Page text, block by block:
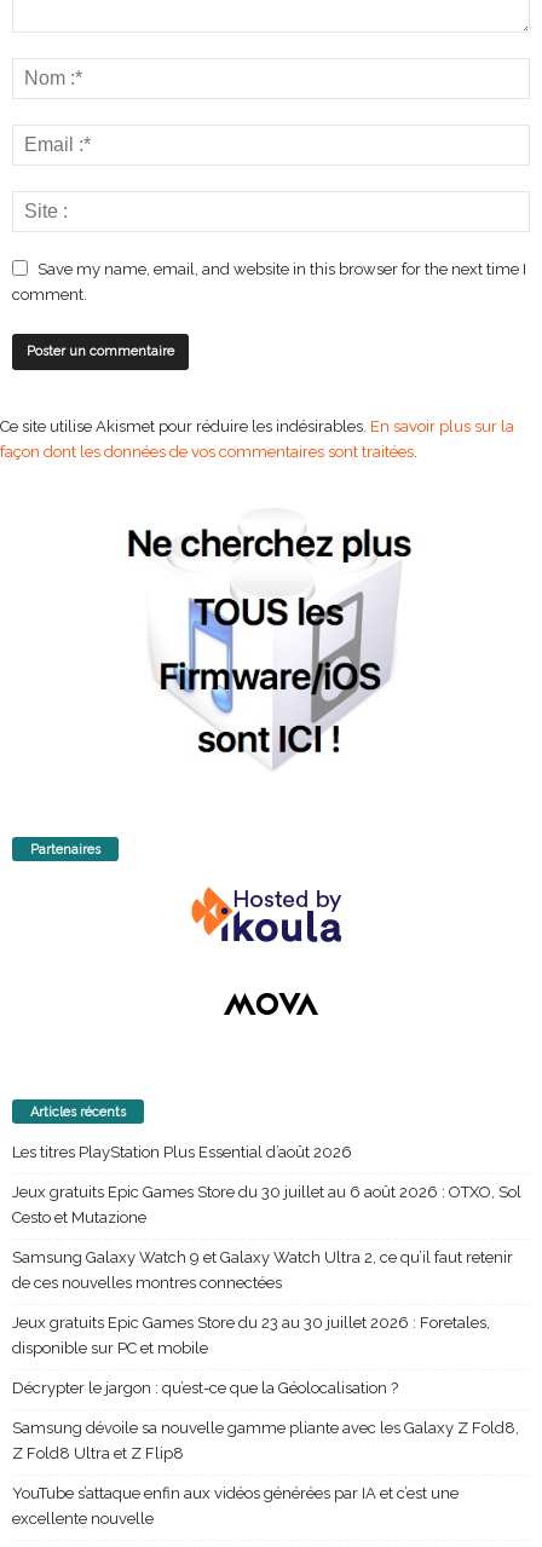
Save my name, email, and website in this browser for the next time I
comment.
Ce site utilise Akismet pour réduire les indésirables. En savoir plus sur la
façon dont les données de vos commentaires sont traitées
Partenaires
Articles récents
Les titres PlayStation Plus Essential d’août 2026
Jeux gratuits Epic Games Store du 30 juillet au 6 août 2026 : OTXO, Sol
Cesto et Mutazione
Samsung Galaxy Watch 9 et Galaxy Watch Ultra 2, ce qu’il faut retenir
de ces nouvelles montres connectées
Jeux gratuits Epic Games Store du 23 au 30 juillet 2026 : Foretales,
disponible sur PC et mobile
Décrypter le jargon : qu’est-ce que la Géolocalisation ?
Samsung dévoile sa nouvelle gamme pliante avec les Galaxy Z Fold8,
Z Fold8 Ultra et Z Flip8
YouTube s’attaque enfin aux vidéos générées par IA et c’est une
excellente nouvelle